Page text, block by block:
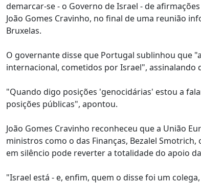
demarcar-se - o Governo de Israel - de
João Gomes Cravinho, no final de uma reunião
Bruxelas.
O governante disse que Portugal sublinhou que
internacional, cometidos por Israel", assinalando
"Quando digo posições 'genocidárias' estou a
posições públicas", apontou.
João Gomes Cravinho reconheceu que a União
ministros como o das Finanças, Bezalel
em silêncio pode reverter a totalidade do apoio
"Israel está - e, enfim, quem o disse foi um